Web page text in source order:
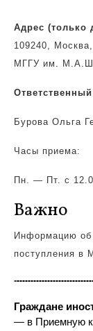
Адрес (только
109240,
МГГУ им.
Бурова Ольга
Часы приема:
Пн. — Пт. с
Важно
Информацию об
поступления в
Граждане
— в Приемную